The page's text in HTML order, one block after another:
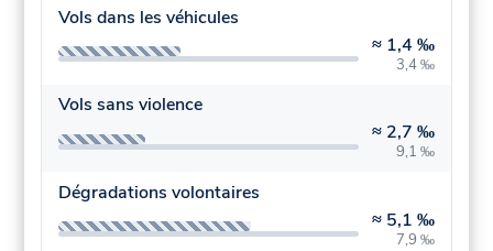
Vols dans les véhicules
≈ 1,4 ‰
3,4 ‰
Vols sans violence
≈ 2,7 ‰
9,1 ‰
Dégradations volontaires
≈ 5,1 ‰
7,9 ‰